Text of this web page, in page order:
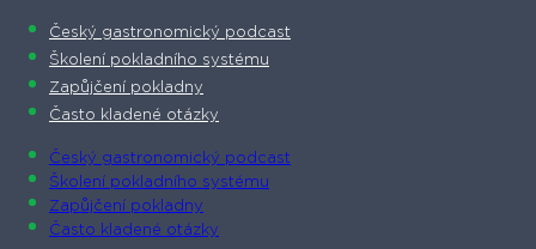
Český gastronomický podcast​
Školení pokladního systému
Zapůjčení pokladny
Často kladené otázky
Český gastronomický podcast​
Školení pokladního systému
Zapůjčení pokladny
Často kladené otázky